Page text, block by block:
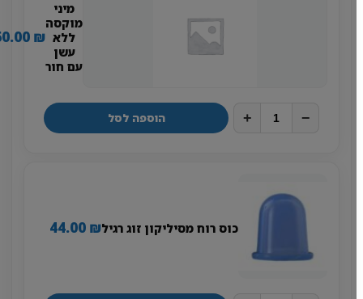
מיני
מוקסה
ללא
עשן
עם חור
60.00₪
−
+ הוספה לסל
כוס רוח מסיליקון זוג רגיל 44.00₪